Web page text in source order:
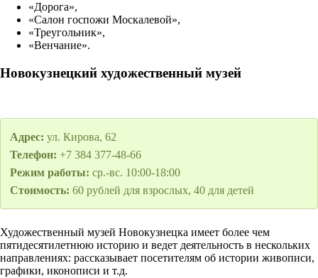
«Дорога»,
«Салон госпожи Москалевой»,
«Треугольник»,
«Венчание».
Новокузнецкий художественный музей
Адрес: ул. Кирова, 62
Телефон: +7 384 377-48-66
Режим работы: ср.-вс. 10:00-18:00
Стоимость: 60 рублей для взрослых, 40 для детей
Художественный музей Новокузнецка имеет более чем
пятидесятилетнюю историю и ведет деятельность в нескольких
направлениях: рассказывает посетителям об истории живописи,
графики, иконописи и т.д.